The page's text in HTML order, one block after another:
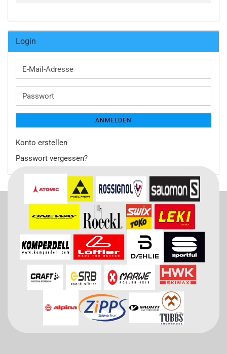
Login
E-
Mail-
Passwort
ANMELDEN
Konto erstellen
Passwort vergessen?